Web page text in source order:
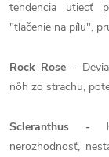
tendencia utiecť
"tlačenie na pílu",
Rock Rose -
nôh zo strachu,
Scleranthus -
nerozhodnosť,